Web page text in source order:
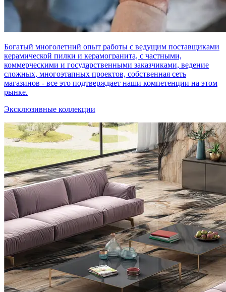
Богатый многолетний опыт работы с ведущим поставщиками
керамической пилки и керамогранита, с частными,
коммерческими и государственными заказчиками, ведение
сложных, многоэтапных проектов, собственная сеть
магазинов - все это подтверждает наши компетенции на этом
рынке.
Эксклюзивные коллекции